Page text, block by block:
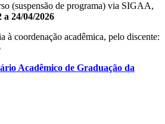
(suspensão de programa) via SIGAA,
a 24/04/2026
à coordenação acadêmica, pelo discente:
Acadêmico de Graduação da